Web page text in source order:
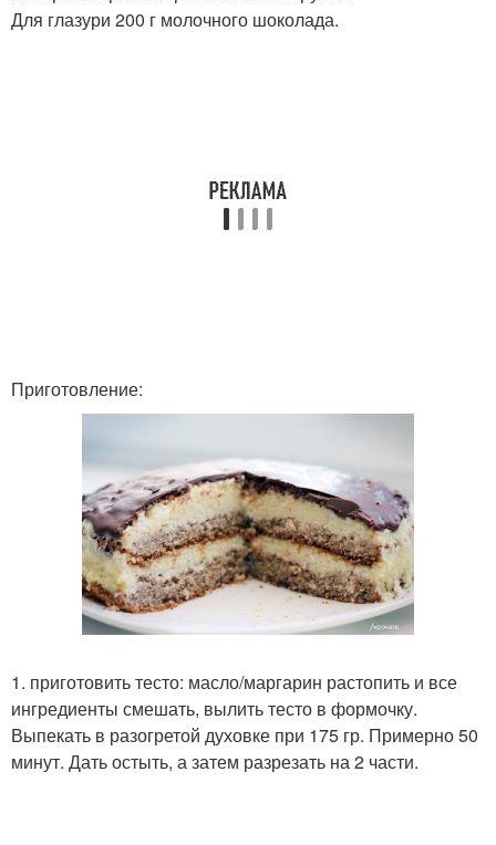
Для глазури 200 г молочного шоколада.
Приготовление:
1. приготовить тесто: масло/маргарин растопить и все
ингредиенты смешать, вылить тесто в формочку.
Выпекать в разогретой духовке при 175 гр. Примерно 50
минут. Дать остыть, а затем разрезать на 2 части.